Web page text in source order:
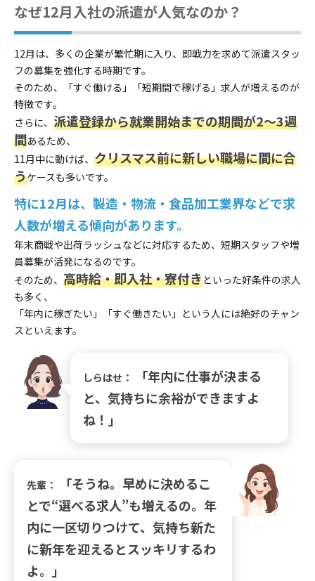
なぜ12月入社の派遣が人気なのか？
12月は、多くの企業が繁忙期に入り、即戦力を求めて派遣スタッ
フの募集を強化する時期です。
そのため、「すぐ働ける」「短期間で稼げる」求人が増えるのが
特徴です。
さらに、 派遣登録から就業開始までの期間が2～3週
間あるため、
11月中に動けば、 クリスマス前に新しい職場に間に合
うケースも多いです。
特に12月は、 製造・物流・食品加工業界などで求
人数が増える傾向があります。
年末商戦や出荷ラッシュなどに対応するため、短期スタッフや増
員募集が活発になるのです。
そのため、 高時給・即入社・寮付きといった好条件の求人
も多く、
「年内に稼ぎたい」「すぐ働きたい」という人には絶好のチャン
スといえます。
しらはせ：
「年内に仕事が決まる
と、気持ちに余裕ができますよ
ね！」
先輩：
「そうね。早めに決めるこ
とで“選べる求人”も増えるの。年
内に一区切りつけて、気持ち新た
に新年を迎えるとスッキリするわ
よ。」